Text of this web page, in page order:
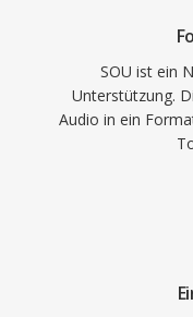
SOU ist ein
Unterstützung.
Audio in ein